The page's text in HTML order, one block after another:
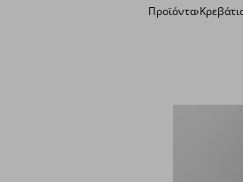
Προϊόντα›